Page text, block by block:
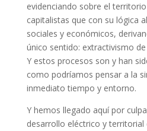
evidenciando sobre el
capitalistas que con su lógica
sociales y económicos,
único sentido: extractivismo
Y estos procesos son y han
como podríamos pensar a la
inmediato tiempo y entorno.
Y hemos llegado aquí por
desarrollo eléctrico y territorial